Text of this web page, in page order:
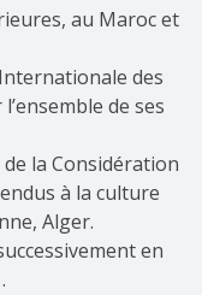
au Maroc et
des
de ses
la Considération
à la culture
Alger.
en